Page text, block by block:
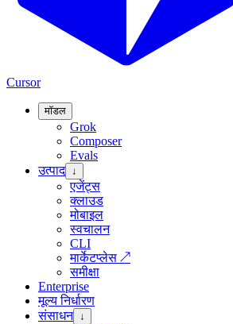
Cursor
मॉडल
Grok
Composer
Evals
उत्पाद ↓
एजेंट्स
क्लाउड
मोबाइल
स्वचालन
CLI
मार्केटप्लेस ↗
समीक्षा
Enterprise
मूल्य निर्धारण
संसाधन ↓